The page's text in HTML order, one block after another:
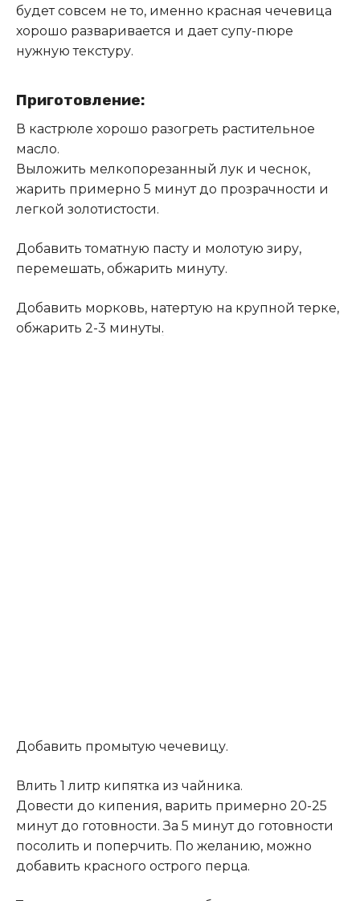
будет совсем не то, именно красная чечевица
хорошо разваривается и дает супу-пюре
нужную текстуру.
Приготовление:
В кастрюле хорошо разогреть растительное
масло.
Выложить мелкопорезанный лук и чеснок,
жарить примерно 5 минут до прозрачности и
легкой золотистости.
Добавить томатную пасту и молотую зиру,
перемешать, обжарить минуту.
Добавить морковь, натертую на крупной терке,
обжарить 2-3 минуты.
Добавить промытую чечевицу.
Влить 1 литр кипятка из чайника.
Довести до кипения, варить примерно 20-25
минут до готовности. За 5 минут до готовности
посолить и поперчить. По желанию, можно
добавить красного острого перца.